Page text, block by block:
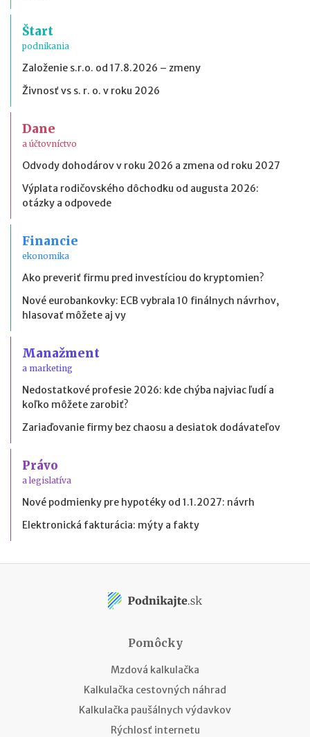
Štart
podnikania
Založenie s.r.o. od 17.8.2026 – zmeny
Živnosť vs s. r. o. v roku 2026
Dane
a účtovníctvo
Odvody dohodárov v roku 2026 a zmena od roku 2027
Výplata rodičovského dôchodku od augusta 2026:
otázky a odpovede
Financie
ekonomika
Ako preveriť firmu pred investíciou do kryptomien?
Nové eurobankovky: ECB vybrala 10 finálnych návrhov,
hlasovať môžete aj vy
Manažment
a marketing
Nedostatkové profesie 2026: kde chýba najviac ľudí a
koľko môžete zarobiť?
Zariaďovanie firmy bez chaosu a desiatok dodávateľov
Právo
a legislatíva
Nové podmienky pre hypotéky od 1.1.2027: návrh
Elektronická fakturácia: mýty a fakty
Pomôcky
Mzdová kalkulačka
Kalkulačka cestovných náhrad
Kalkulačka paušálnych výdavkov
Rýchlosť internetu